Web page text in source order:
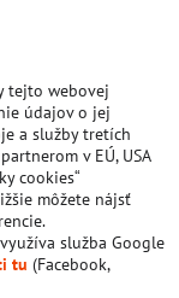
tejto webovej
údajov o jej
a služby tretích
v EÚ, USA
cookies“
môžete nájsť
služba Google
tu (Facebook,